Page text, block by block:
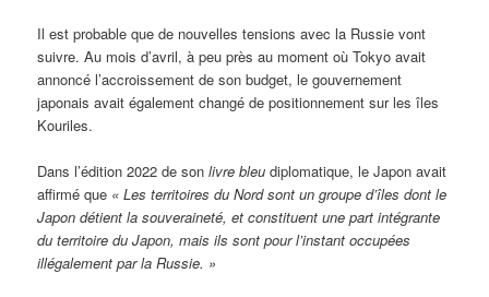
Il est probable que de nouvelles tensions avec la Russie vont
suivre. Au mois d’avril, à peu près au moment où Tokyo avait
annoncé l’accroissement de son budget, le gouvernement
japonais avait également changé de positionnement sur les îles
Kouriles.
Dans l’édition 2022 de sonlivre bleu diplomatique, le Japon avait
affirmé que « Les territoires du Nord sont un groupe d’îles dont le
Japon détient la souveraineté, et constituent une part intégrante
du territoire du Japon, mais ils sont pour l’instant occupées
illégalement par la Russie. »